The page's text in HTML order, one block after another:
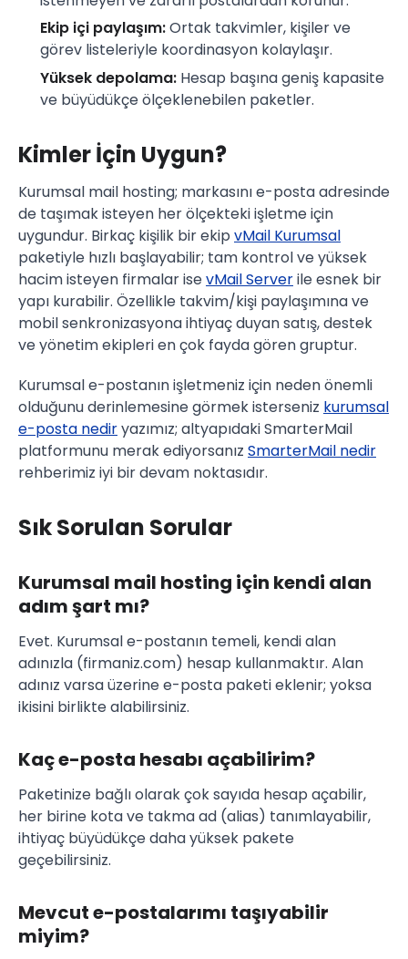
Ekip içi paylaşım:Ortak takvimler, kişiler ve
görev listeleriyle koordinasyon kolaylaşır.
Yüksek depolama: Hesap başına geniş kapasite
ve büyüdükçe ölçeklenebilen paketler.
Kimler İçin Uygun?
Kurumsal mail hosting; markasını e-posta adresinde
de taşımak isteyen her ölçekteki işletme için
uygundur. Birkaç kişilik bir ekip vMail Kurumsal
paketiyle hızlı başlayabilir; tam kontrol ve yüksek
hacim isteyen firmalar isevMail Serverile esnek bir
yapı kurabilir. Özellikle takvim/kişi paylaşımına ve
mobil senkronizasyona ihtiyaç duyan satış, destek
ve yönetim ekipleri en çok fayda gören gruptur.
Kurumsal e-postanın işletmeniz için neden önemli
olduğunu derinlemesine görmek isterseniz kurumsal
e-posta nediryazımız; altyapıdaki SmarterMail
platformunu merak ediyorsanız SmarterMail nedir
rehberimiz iyi bir devam noktasıdır.
Sık Sorulan Sorular
Kurumsal mail hosting için kendi alan
adım şart mı?
Evet. Kurumsal e-postanın temeli, kendi alan
adınızla (firmaniz.com) hesap kullanmaktır. Alan
adınız varsa üzerine e-posta paketi eklenir; yoksa
ikisini birlikte alabilirsiniz.
Kaç e-posta hesabı açabilirim?
Paketinize bağlı olarak çok sayıda hesap açabilir,
her birine kota ve takma ad (alias) tanımlayabilir,
ihtiyaç büyüdükçe daha yüksek pakete
geçebilirsiniz.
Mevcut e-postalarımı taşıyabilir
miyim?